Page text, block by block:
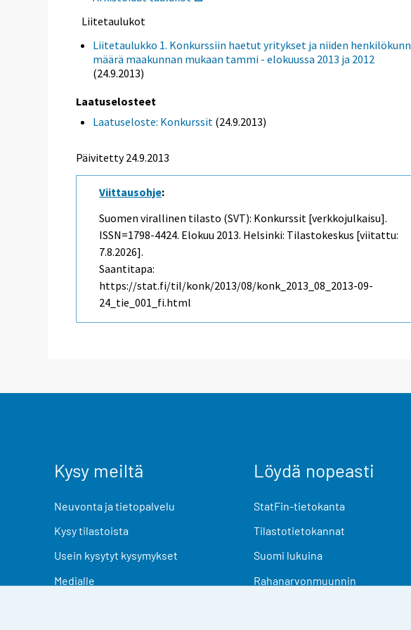
Liitetaulukot
Liitetaulukko 1. Konkurssiin haetut yritykset ja niiden
määrä maakunnan mukaan tammi - elokuussa 2013 ja 2012
(24.9.2013)
Laatuselosteet
Laatuseloste: Konkurssit (24.9.2013)
Päivitetty 24.9.2013
Viittausohje:
Suomen virallinen tilasto (SVT): Konkurssit [verkkojulkaisu].
ISSN=1798-4424. Elokuu 2013. Helsinki: Tilastokeskus [viitattu:
7.8.2026].
Saantitapa:
https://stat.fi/til/konk/2013/08/konk_2013_08_2013-09-
24_tie_001_fi.html
Kysy meiltä
Neuvonta ja tietopalvelu
Kysy tilastoista
Usein kysytyt kysymykset
Medialle
Löydä nopeasti
StatFin-tietokanta
Tilastotietokannat
Suomi lukuina
Rahanarvonmuunnin